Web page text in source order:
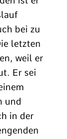
bei zu
letzten
weil er
Er sei
und
in der